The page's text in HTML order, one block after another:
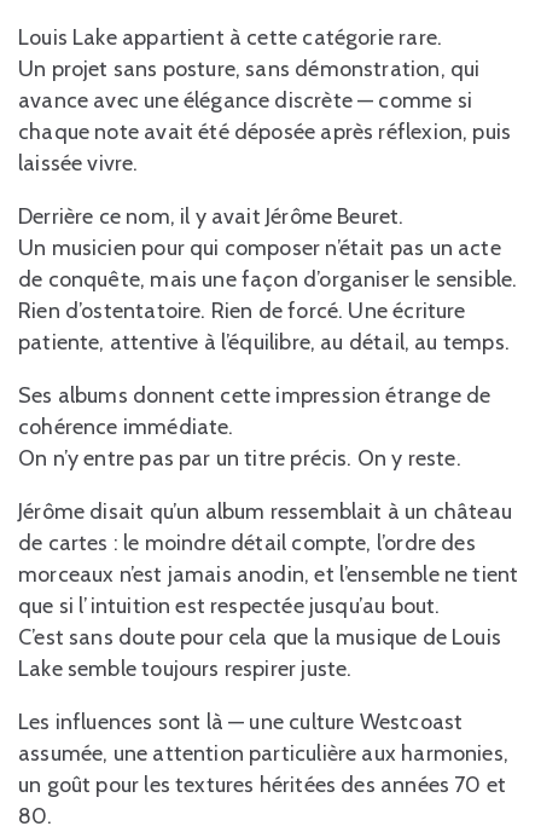
Louis Lake appartient à cette catégorie rare.
Un projet sans posture, sans démonstration, qui
avance avec une élégance discrète — comme si
chaque note avait été déposée après réflexion, puis
laissée vivre.
Derrière ce nom, il y avait Jérôme Beuret.
Un musicien pour qui composer n’était pas un acte
de conquête, mais une façon d’organiser le sensible.
Rien d’ostentatoire. Rien de forcé. Une écriture
patiente, attentive à l’équilibre, au détail, au temps.
Ses albums donnent cette impression étrange de
cohérence immédiate.
On n’y entre pas par un titre précis. On y reste.
Jérôme disait qu’un album ressemblait à un château
de cartes : le moindre détail compte, l’ordre des
morceaux n’est jamais anodin, et l’ensemble ne tient
que si l’intuition est respectée jusqu’au bout.
C’est sans doute pour cela que la musique de Louis
Lake semble toujours respirer juste.
Les influences sont là — une culture Westcoast
assumée, une attention particulière aux harmonies,
un goût pour les textures héritées des années 70 et
80.